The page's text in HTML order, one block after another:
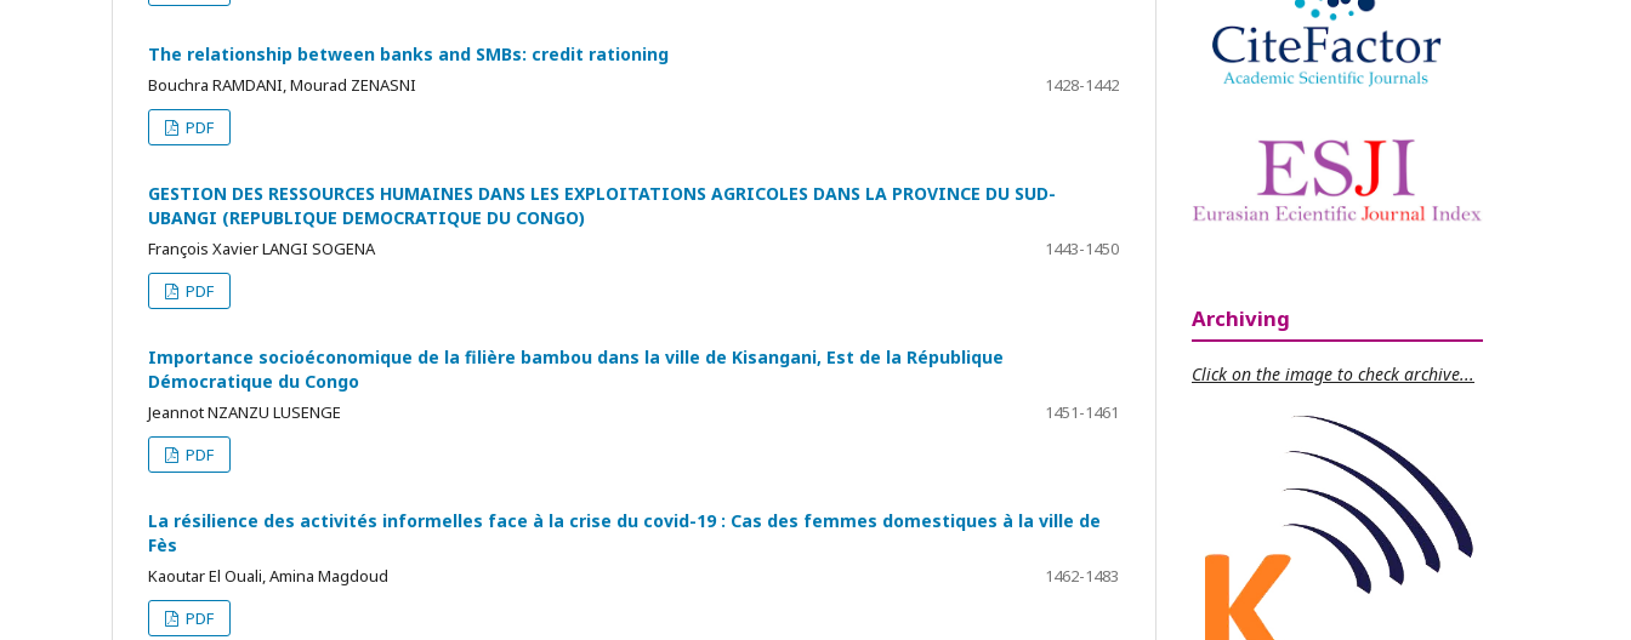
The relationship between banks and SMBs: credit rationing
Bouchra RAMDANI, Mourad ZENASNI
1428-1442
PDF
GESTION DES RESSOURCES HUMAINES DANS LES EXPLOITATIONS AGRICOLES DANS LA PROVINCE DU SUD-
UBANGI (REPUBLIQUE DEMOCRATIQUE DU CONGO)
François Xavier LANGI SOGENA
1443-1450
PDF
Importance socioéconomique de la filière bambou dans la ville de Kisangani, Est de la République
Démocratique du Congo
Jeannot NZANZU LUSENGE
1451-1461
PDF
La résilience des activités informelles face à la crise du covid-19 : Cas des femmes domestiques à la ville de
Fès
Kaoutar El Ouali, Amina Magdoud
1462-1483
PDF
Archiving
Click on the image to check archive...